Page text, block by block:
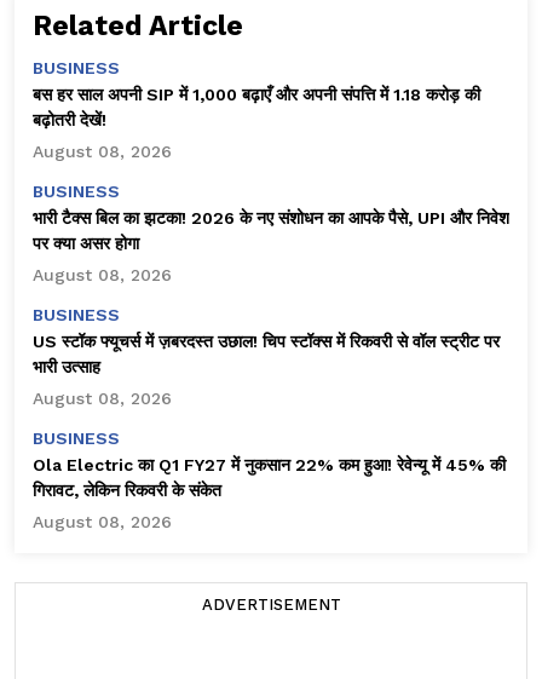
Related Article
BUSINESS
बस हर साल अपनी SIP में ₹1,000 बढ़ाएँ और अपनी संपत्ति में ₹1.18 करोड़ की
बढ़ोतरी देखें!
August 08, 2026
BUSINESS
भारी टैक्स बिल का झटका! 2026 के नए संशोधन का आपके पैसे, UPI और निवेश
पर क्या असर होगा
August 08, 2026
BUSINESS
US स्टॉक फ्यूचर्स में ज़बरदस्त उछाल! चिप स्टॉक्स में रिकवरी से वॉल स्ट्रीट पर
भारी उत्साह
August 08, 2026
BUSINESS
Ola Electric का Q1 FY27 में नुकसान 22% कम हुआ! रेवेन्यू में 45% की
गिरावट, लेकिन रिकवरी के संकेत
August 08, 2026
ADVERTISEMENT